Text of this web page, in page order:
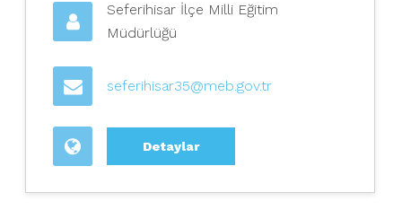
Seferihisar İlçe Milli Eğitim
Müdürlüğü
seferihisar35@meb.gov.tr
Detaylar